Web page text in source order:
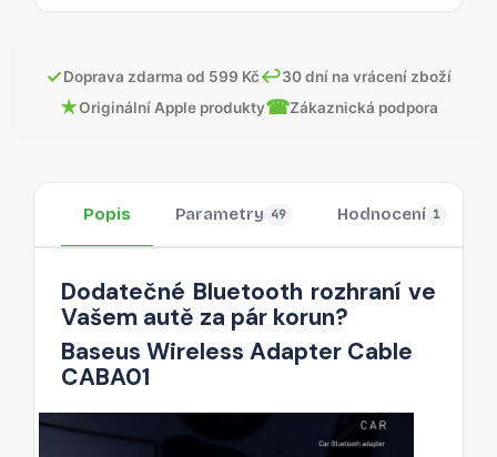
✓Doprava zdarma od 599 Kč↩30 dní na vrácení zboží
★Originální Apple produkty☎Zákaznická podpora
Popis Parametry 49 Hodnocení 1
Dodatečné Bluetooth rozhraní ve
Vašem autě za pár korun?
Baseus Wireless Adapter Cable
CABA01